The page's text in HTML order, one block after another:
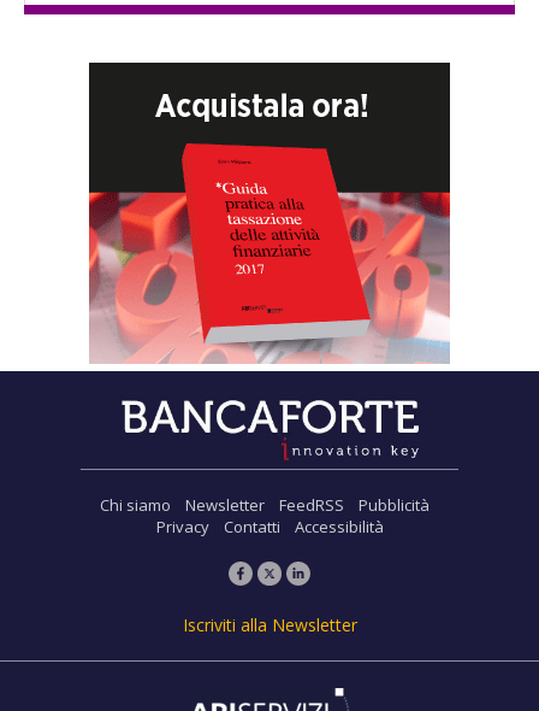
Chi siamo Newsletter FeedRSS
Pubblicità
Privacy
Contatti Accessibilità
Iscriviti alla Newsletter